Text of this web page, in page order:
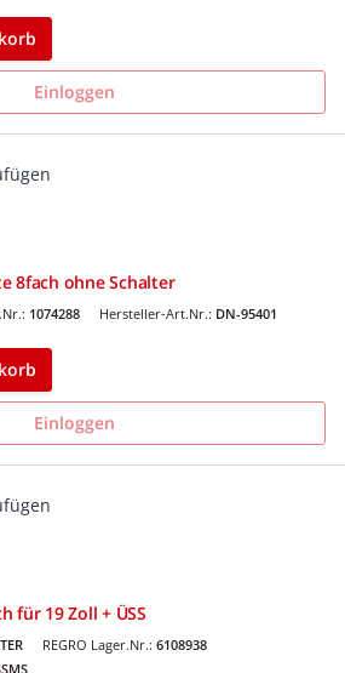
Einloggen
8fach ohne Schalter
1074288 Hersteller-Art.Nr.: DN-95401
Einloggen
für 19 Zoll + ÜSS
REGRO Lager.Nr.: 6108938